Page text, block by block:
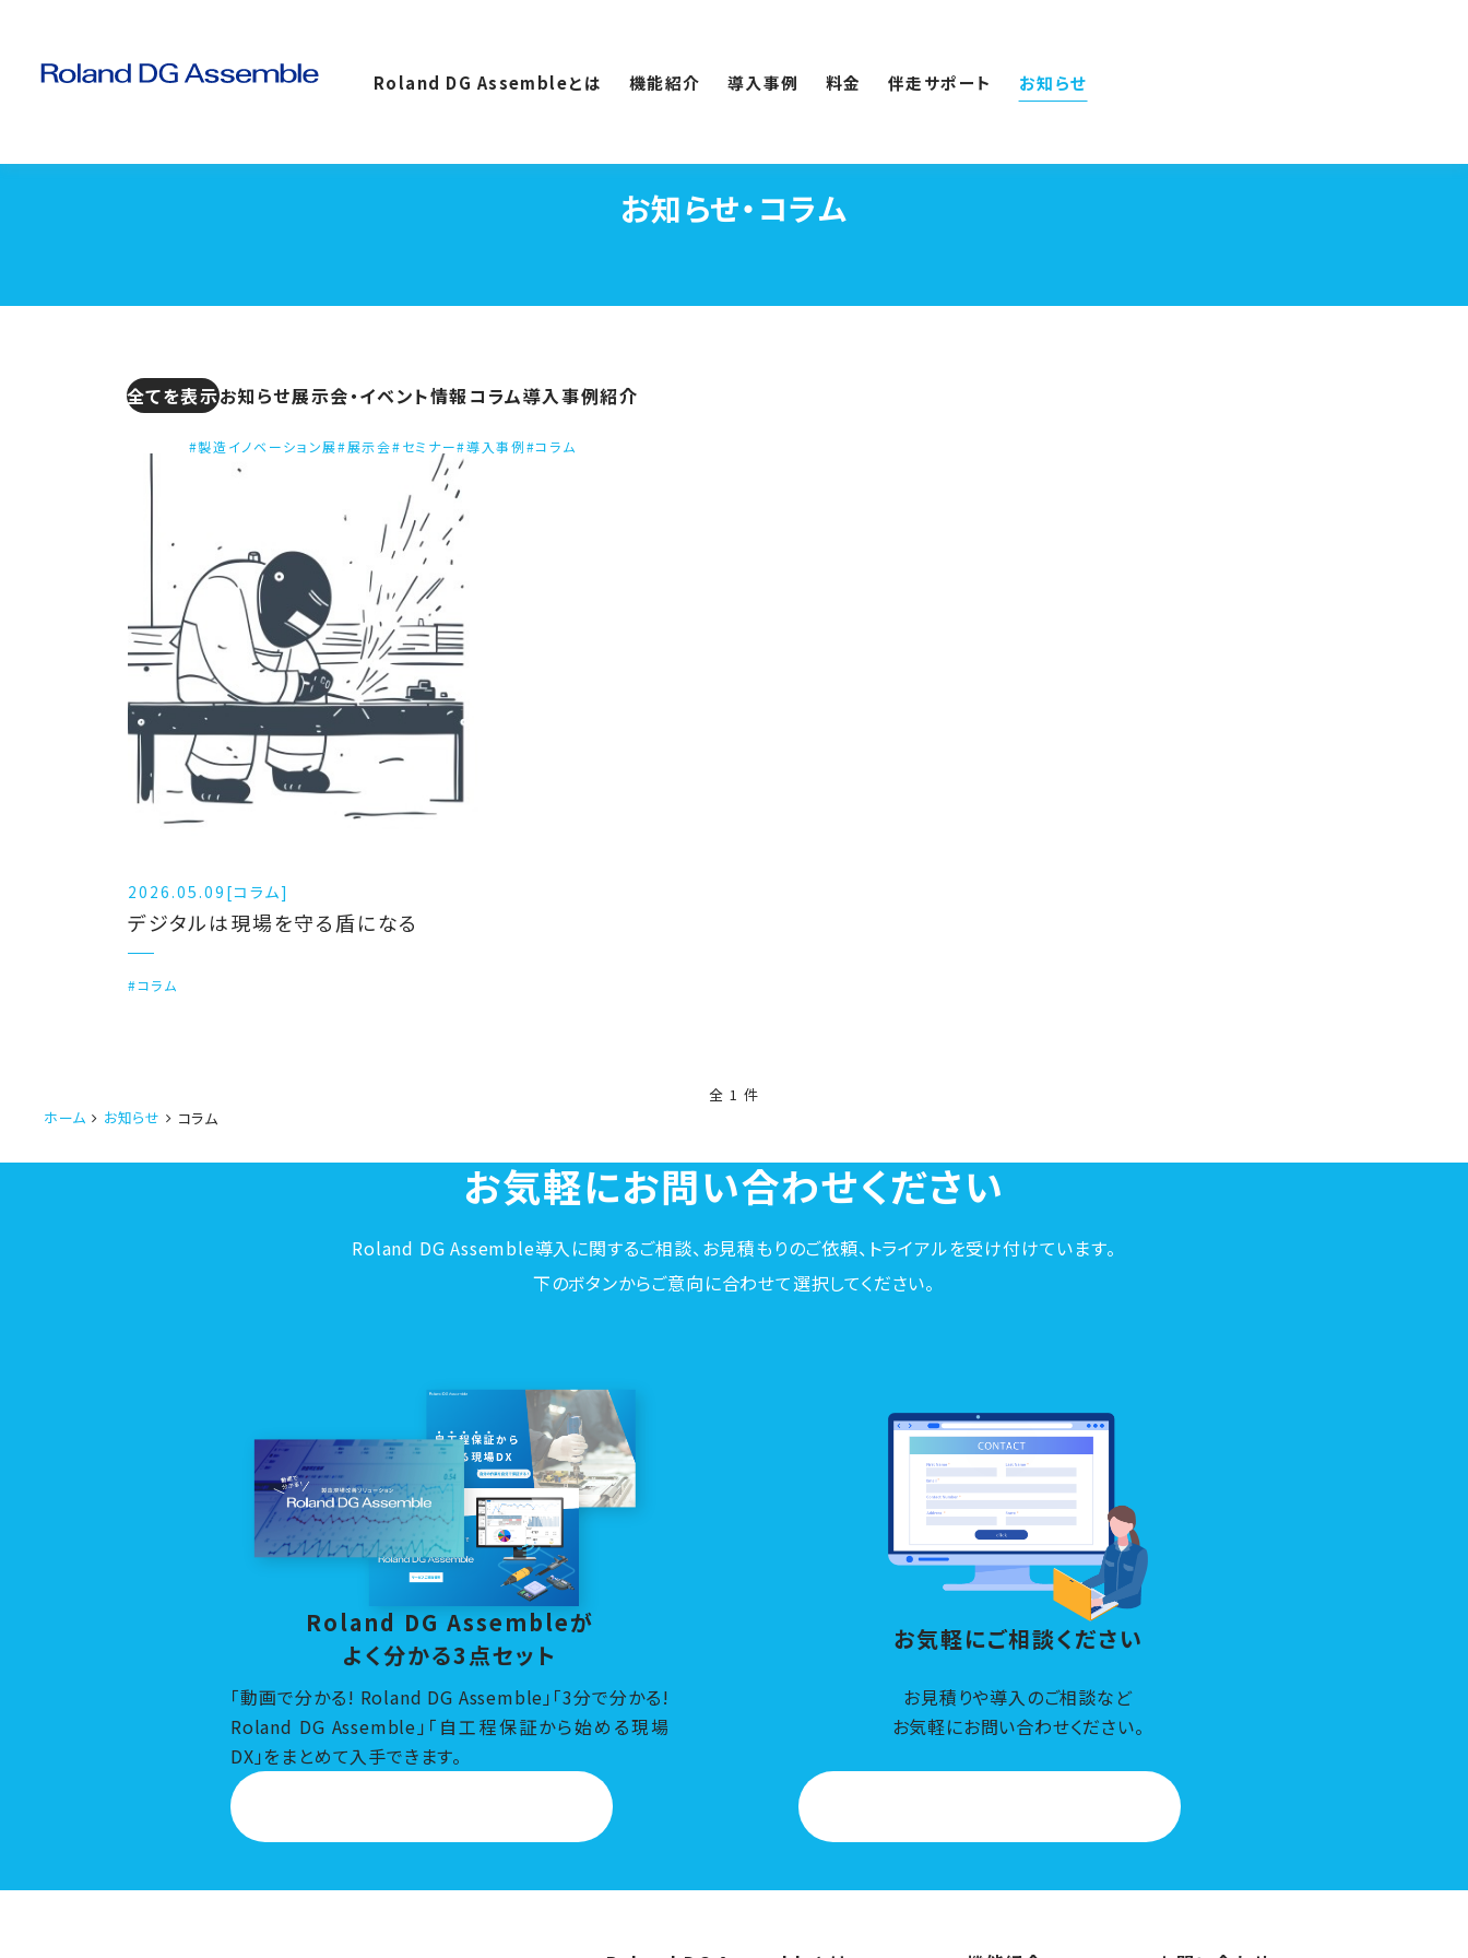
Roland DG Assembleとは 機能紹介 導入事例 料金 伴走サポート お知らせ
お知らせ・コラム
全てを表示お知らせ展示会・イベント情報コラム導入事例紹介
#製造イノベーション展#展示会#セミナー#導入事例#コラム
2026.05.09 [コラム]
デジタルは現場を守る盾になる
#コラム
全 1 件
ホーム
お知らせ コラム
お気軽にお問い合わせください
Roland DG Assemble導入に関するご相談、お見積もりのご依頼、トライアルを受け付けています。
下のボタンからご意向に合わせて選択してください。
Roland DG Assembleが
よく分かる3点セット
「動画で分かる! Roland DG Assemble」「3分で分かる!
Roland DG Assemble」「自工程保証から始める現場
DX」をまとめて入手できます。
お気軽にご相談ください
お見積りや導入のご相談など
お気軽にお問い合わせください。